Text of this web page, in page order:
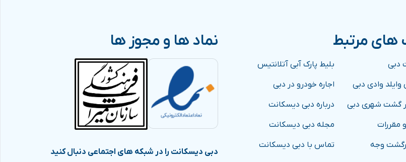
های مرتبط
دبی
بلیط پارک آبی آتلانتیس
وایلد وادی دبی
اجاره خودرو در دبی
گشت شهری دبی
درباره دبی دیسکانت
مقررات
مجله دبی دیسکانت
وجه
تماس با دبی دیسکانت
نماد ها و مجوز ها
دبی دیسکانت را در شبکه های اجتماعی دنبال کنید